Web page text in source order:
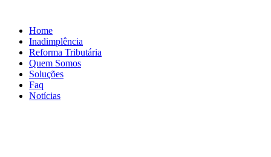
conteúdo
Home
Inadimplência
Reforma Tributária
Quem Somos
Soluções
Faq
Notícias